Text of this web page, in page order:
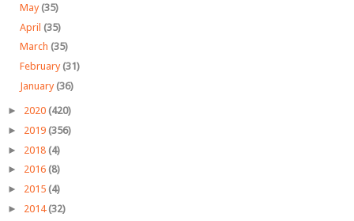
May (35)
April (35)
March (35)
February (31)
January (36)
► 2020 (420)
► 2019 (356)
► 2018 (4)
► 2016 (8)
► 2015 (4)
► 2014 (32)